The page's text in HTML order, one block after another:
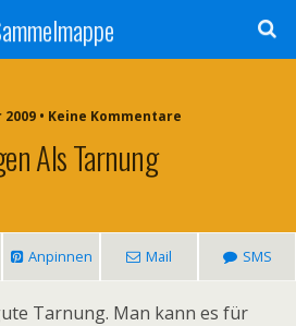
• Keine Kommentare
Als Tarnung
Anpinnen Mail SMS
Tarnung. Man kann es für